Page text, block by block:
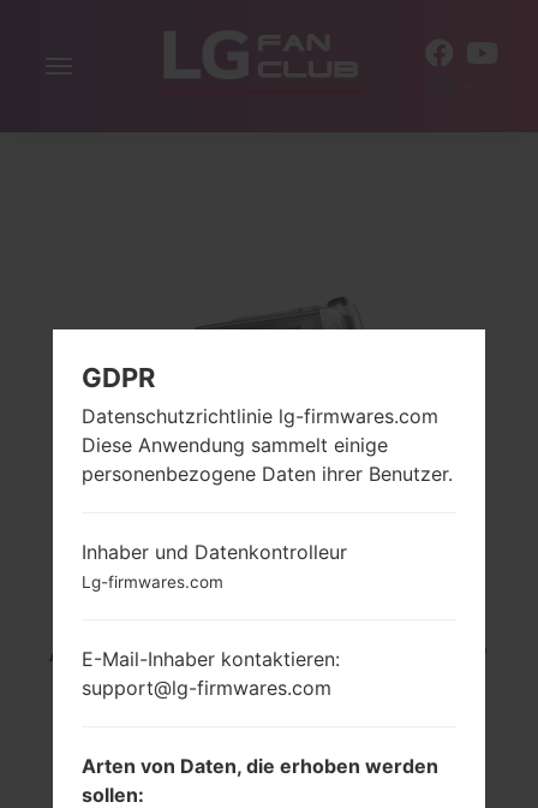
Navigation
LG LB1200 (LGLB1200)
AUS DER LG OTHERS-
SERIE
GDPR
Datenschutzrichtlinie lg-firmwares.com
Diese Anwendung sammelt einige
personenbezogene Daten ihrer Benutzer.
Inhaber und Datenkontrolleur
Lg-firmwares.com
E-Mail-Inhaber kontaktieren:
support@lg-firmwares.com
Arten von Daten, die erhoben werden
sollen: